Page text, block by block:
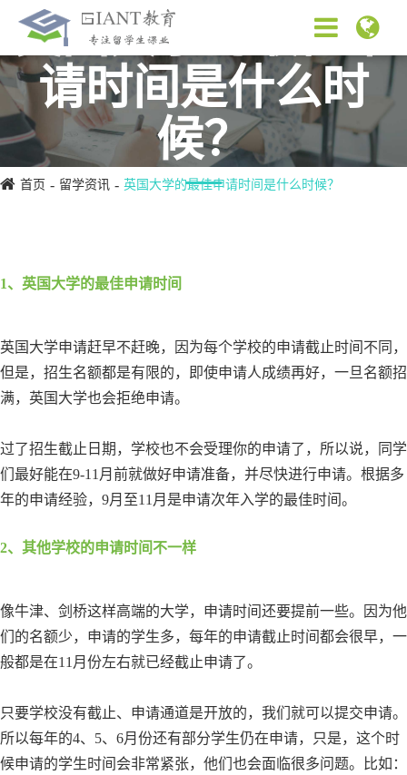
英国大学的最佳申
请时间是什么时
候？
首页 留学资讯 英国大学的最佳申请时间是什么时候？
1、英国大学的最佳申请时间
英国大学申请赶早不赶晚，因为每个学校的申请截止时间不同，
但是，招生名额都是有限的，即使申请人成绩再好，一旦名额招
满，英国大学也会拒绝申请。
过了招生截止日期，学校也不会受理你的申请了，所以说，同学
们最好能在9-11月前就做好申请准备，并尽快进行申请。根据多
年的申请经验，9月至11月是申请次年入学的最佳时间。
2、其他学校的申请时间不一样
像牛津、剑桥这样高端的大学，申请时间还要提前一些。因为他
们的名额少，申请的学生多，每年的申请截止时间都会很早，一
般都是在11月份左右就已经截止申请了。
只要学校没有截止、申请通道是开放的，我们就可以提交申请。
所以每年的4、5、6月份还有部分学生仍在申请，只是，这个时
候申请的学生时间会非常紧张，他们也会面临很多问题。比如：